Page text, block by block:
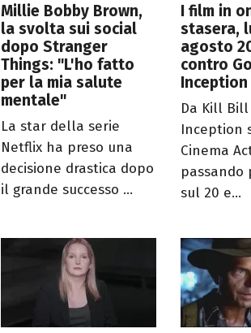
Millie Bobby Brown,
la svolta sui social
dopo Stranger
Things: "L'ho fatto
per la mia salute
mentale"
La star della serie
Netflix ha preso una
decisione drastica dopo
il grande successo ...
I film in
stasera,
agosto
contro
Inception
Da Kill Bill
Inception
Cinema
passando
sul 20 e...